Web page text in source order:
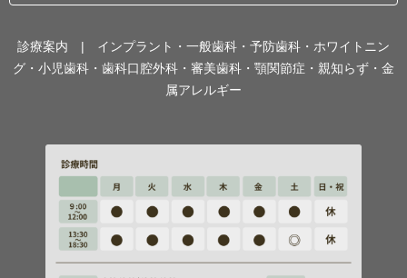
診療案内 | インプラント・一般歯科・予防歯科・ホワイトニン
グ・小児歯科・歯科口腔外科・審美歯科・顎関節症・親知らず・金
属アレルギー